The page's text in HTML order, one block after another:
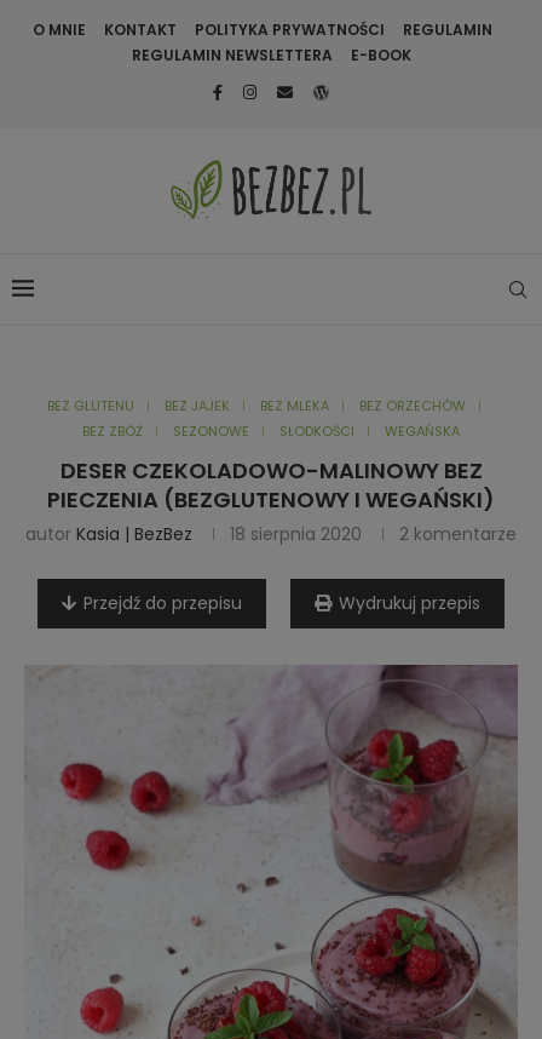
O MNIE KONTAKT POLITYKA PRYWATNOŚCI
REGULAMIN
REGULAMIN NEWSLETTERA
E-BOOK
BEZ GLUTENU BEZ JAJEK BEZ MLEKA
BEZ ORZECHÓW
BEZ ZBÓŻ
SEZONOWE SŁODKOŚCI WEGAŃSKA
DESER CZEKOLADOWO-MALINOWY BEZ
PIECZENIA (BEZGLUTENOWY I WEGAŃSKI)
autor Kasia | BezBez 18 sierpnia 2020 2 komentarze
Przejdź do przepisu Wydrukuj przepis